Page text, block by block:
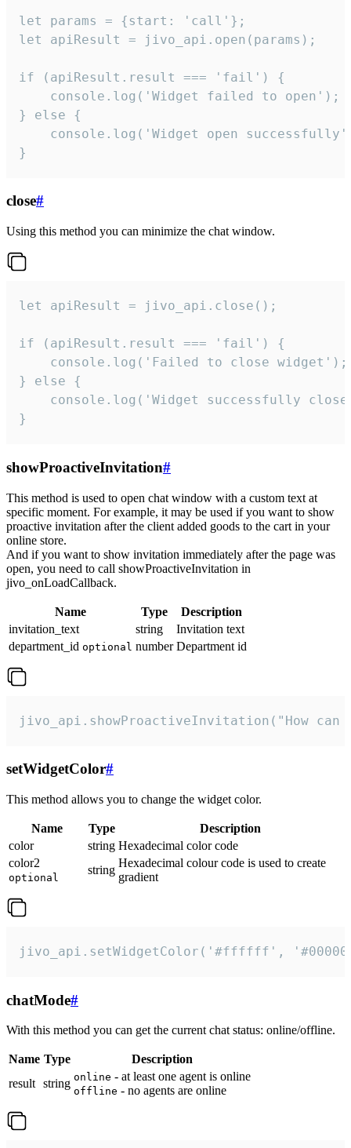
let params = {start: 'call'};
let apiResult = jivo_api.open(params);
if (apiResult.result === 'fail') {
    console.log('Widget failed to open');
} else {
console.log('Widget open
}
close#
Using this method you can minimize the chat window.
let apiResult = jivo_api.close();
if (apiResult.result === 'fail') {
    console.log('Failed to close widget');
} else {
console.log('Widget successfully
}
showProactiveInvitation#
This method is used to open chat window with a custom text at
specific moment. For example, it may be used if you want to show
proactive invitation after the client added goods to the cart in your
online store.
And if you want to show invitation immediately after the page was
open, you need to call showProactiveInvitation in
jivo_onLoadCallback.
Name Type
Description
invitation_text
string
Invitation text
department_id optional number Department id
jivo_api.showProactiveInvitation("How
setWidgetColor#
This method allows you to change the widget color.
Name Type
Description
color
string Hexadecimal color code
color2
optional
string
Hexadecimal colour code is used to create
gradient
jivo_api.setWidgetColor('#ffffff',
chatMode#
With this method you can get the current chat status: online/offline.
Name Type
Description
result string online - at least one agent is online
offline - no agents are online